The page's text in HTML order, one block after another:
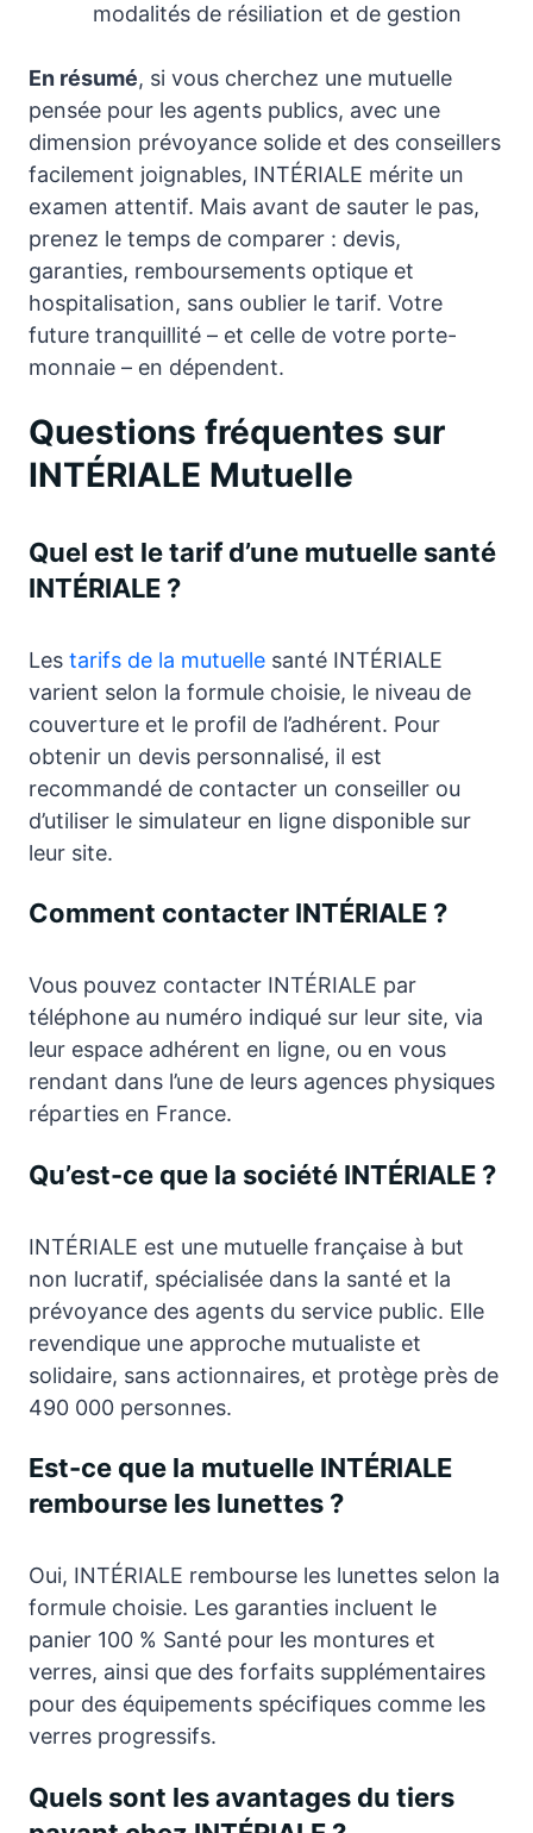
modalités de résiliation et de gestion
En résumé, si vous cherchez une mutuelle
pensée pour les agents publics, avec une
dimension prévoyance solide et des conseillers
facilement joignables, INTÉRIALE mérite un
examen attentif. Mais avant de sauter le pas,
prenez le temps de comparer : devis,
garanties, remboursements optique et
hospitalisation, sans oublier le tarif. Votre
future tranquillité – et celle de votre porte-
monnaie – en dépendent.
Questions fréquentes sur
INTÉRIALE Mutuelle
Quel est le tarif d’une mutuelle santé
INTÉRIALE ?
Les tarifs de la mutuelle santé INTÉRIALE
varient selon la formule choisie, le niveau de
couverture et le profil de l’adhérent. Pour
obtenir un devis personnalisé, il est
recommandé de contacter un conseiller ou
d’utiliser le simulateur en ligne disponible sur
leur site.
Comment contacter INTÉRIALE ?
Vous pouvez contacter INTÉRIALE par
téléphone au numéro indiqué sur leur site, via
leur espace adhérent en ligne, ou en vous
rendant dans l’une de leurs agences physiques
réparties en France.
Qu’est-ce que la société INTÉRIALE ?
INTÉRIALE est une mutuelle française à but
non lucratif, spécialisée dans la santé et la
prévoyance des agents du service public. Elle
revendique une approche mutualiste et
solidaire, sans actionnaires, et protège près de
490 000 personnes.
Est-ce que la mutuelle INTÉRIALE
rembourse les lunettes ?
Oui, INTÉRIALE rembourse les lunettes selon la
formule choisie. Les garanties incluent le
panier 100 % Santé pour les montures et
verres, ainsi que des forfaits supplémentaires
pour des équipements spécifiques comme les
verres progressifs.
Quels sont les avantages du tiers